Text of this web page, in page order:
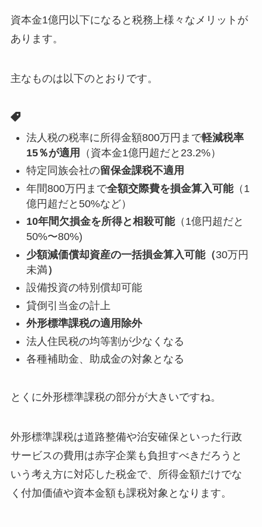
資本金1億円以下になると税務上様々なメリットが
あります。
主なものは以下のとおりです。
法人税の税率に所得金額800万円まで軽減税率
15％が適用
（資本金1億円超だと23.2%）
特定同族会社の留保金課税不適用
年間800万円まで全額交際費を損金算入可能（1
億円超だと50%など）
10年間欠損金を所得と相殺可能（1億円超だと
50%〜80%)
少額減価償却資産の一括損金算入可能（30万円
未満）
設備投資の特別償却可能
貸倒引当金の計上
外形標準課税の適用除外
法人住民税の均等割が少なくなる
各種補助金、助成金の対象となる
とくに外形標準課税の部分が大きいですね。
外形標準課税は道路整備や治安確保といった行政
サービスの費用は赤字企業も負担すべきだろうと
いう考え方に対応した税金で、所得金額だけでな
く付加価値や資本金額も課税対象となります。